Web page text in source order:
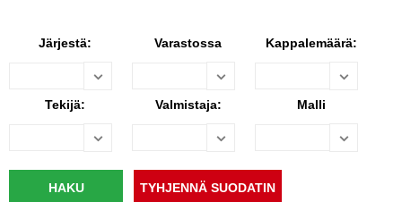
Järjestä: Varastossa Kappalemäärä:
Tekijä: Valmistaja: Malli